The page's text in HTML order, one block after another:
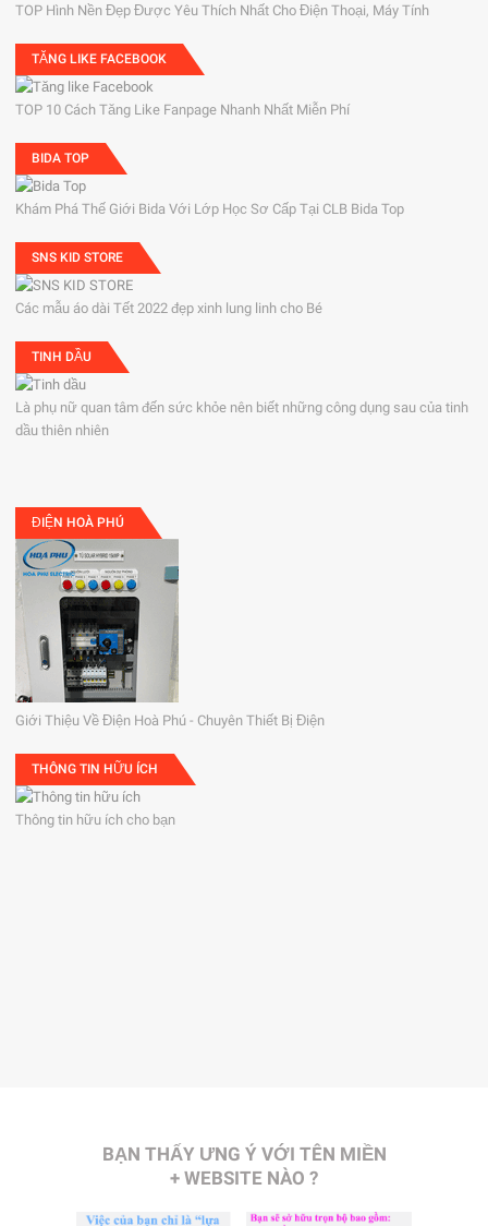
TOP Hình Nền Đẹp Được Yêu Thích Nhất Cho Điện Thoại, Máy Tính
TĂNG LIKE FACEBOOK
TOP 10 Cách Tăng Like Fanpage Nhanh Nhất Miễn Phí
BIDA TOP
Khám Phá Thế Giới Bida Với Lớp Học Sơ Cấp Tại CLB Bida Top
SNS KID STORE
Các mẫu áo dài Tết 2022 đẹp xinh lung linh cho Bé
TINH DẦU
Là phụ nữ quan tâm đến sức khỏe nên biết những công dụng sau của tinh
dầu thiên nhiên
ĐIỆN HOÀ PHÚ
Giới Thiệu Về Điện Hoà Phú - Chuyên Thiết Bị Điện
THÔNG TIN HỮU ÍCH
Thông tin hữu ích cho bạn
BẠN THẤY ƯNG Ý VỚI TÊN MIỀN
+ WEBSITE NÀO ?